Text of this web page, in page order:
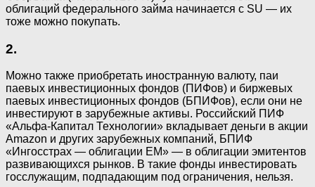
облигаций федерального займа начинается с SU — их
тоже можно покупать.
2.
Можно также приобретать иностранную валюту, паи
паевых инвестиционных фондов (ПИФов) и биржевых
паевых инвестиционных фондов (БПИФов), если они не
инвестируют в зарубежные активы. Российский ПИФ
«Альфа-Капитал Технологии» вкладывает деньги в акции
Amazon и других зарубежных компаний, БПИФ
«Ингосстрах — облигации ЕМ» — в облигации эмитентов
развивающихся рынков. В такие фонды инвестировать
госслужащим, подпадающим под ограничения, нельзя.